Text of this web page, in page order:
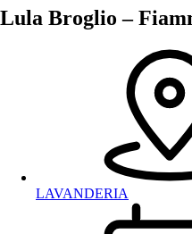
Lula Broglio –
LAVANDERIA